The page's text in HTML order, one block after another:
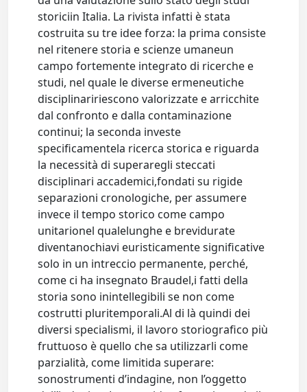
storiciin Italia. La rivista infatti è stata
costruita su tre idee forza: la prima consiste
nel ritenere storia e scienze umaneun
campo fortemente integrato di ricerche e
studi, nel quale le diverse ermeneutiche
disciplinaririescono valorizzate e arricchite
dal confronto e dalla contaminazione
continui; la seconda investe
specificamentela ricerca storica e riguarda
la necessità di superaregli steccati
disciplinari accademici,fondati su rigide
separazioni cronologiche, per assumere
invece il tempo storico come campo
unitarionel qualelunghe e brevidurate
diventanochiavi euristicamente significative
solo in un intreccio permanente, perché,
come ci ha insegnato Braudel,i fatti della
storia sono inintellegibili se non come
costrutti pluritemporali.Al di là quindi dei
diversi specialismi, il lavoro storiografico più
fruttuoso è quello che sa utilizzarli come
parzialità, come limitida superare:
sonostrumenti d’indagine, non l’oggetto